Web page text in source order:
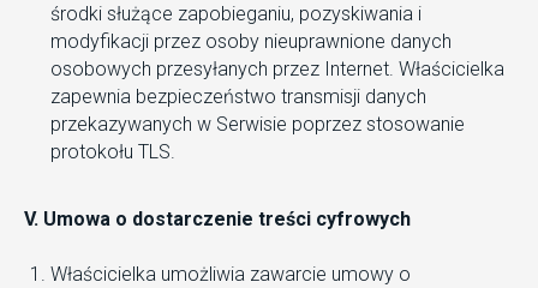
środki służące zapobieganiu, pozyskiwania i
modyfikacji przez osoby nieuprawnione danych
osobowych przesyłanych przez Internet. Właścicielka
zapewnia bezpieczeństwo transmisji danych
przekazywanych w Serwisie poprzez stosowanie
protokołu TLS.
V. Umowa o dostarczenie treści cyfrowych
Właścicielka umożliwia zawarcie umowy o